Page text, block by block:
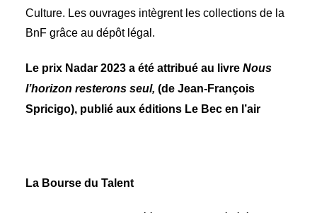
Culture. Les ouvrages intègrent les collections de la
BnF grâce au dépôt légal.
Le prix Nadar 2023 a été attribué au livre Nous
l’horizon resterons seul, (de Jean-François
Spricigo), publié aux éditions Le Bec en l’air
La Bourse du Talent